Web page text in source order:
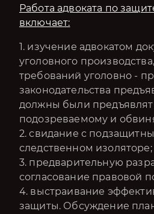
Работа адвоката по
включает:
1. изучение адвокатом
уголовного
требований уголовно -
законодательства
должны были
подозреваемому и
2. свидание с
следственном изоляторе;
3. предварительную
согласование правовой
4. выстраивание
защиты. Обсуждение